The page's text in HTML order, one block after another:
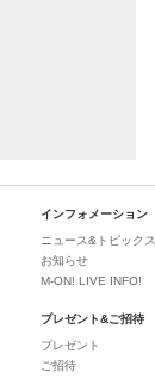
インフォメーション
ニュース&トピックス
お知らせ
M-ON! LIVE INFO!
プレゼント&ご招待
プレゼント
ご招待